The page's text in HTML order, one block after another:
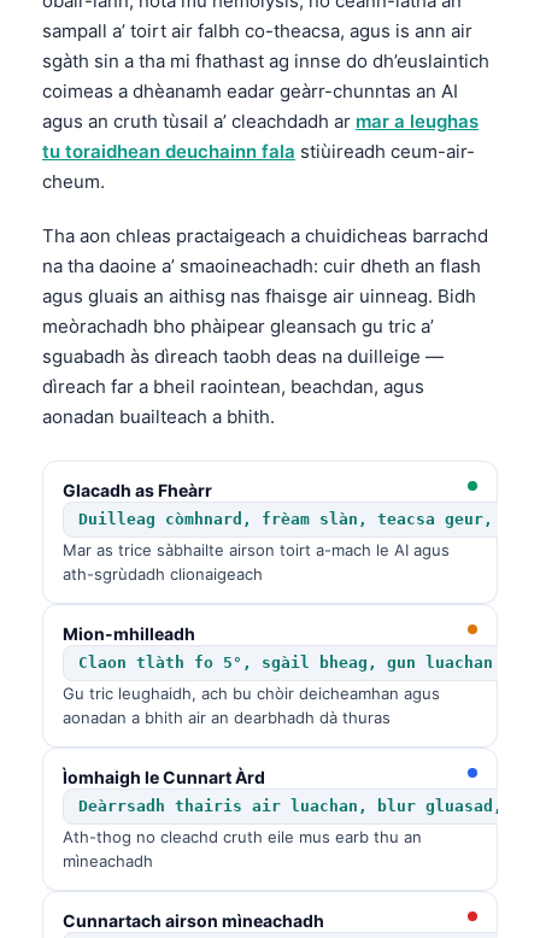
sampall a’ toirt air falbh co-theacsa, agus is ann air
sgàth sin a tha mi fhathast ag innse do dh’euslaintich
coimeas a dhèanamh eadar geàrr-chunntas an AI
agus an cruth tùsail a’ cleachdadh ar mar a leughas
tu toraidhean deuchainn fala stiùireadh ceum-air-
cheum.
Tha aon chleas practaigeach a chuidicheas barrachd
na tha daoine a’ smaoineachadh: cuir dheth an flash
agus gluais an aithisg nas fhaisge air uinneag. Bidh
meòrachadh bho phàipear gleansach gu tric a’
sguabadh às dìreach taobh deas na duilleige —
dìreach far a bheil raointean, beachdan, agus
aonadan buailteach a bhith.
Glacadh as Fheàrr
Duilleag còmhnard, frèam slàn, teacsa geur,
Mar as trice sàbhailte airson toirt a-mach le AI agus
ath-sgrùdadh clionaigeach
Mion-mhilleadh
Claon tlàth fo 5°, sgàil bheag, gun luachan
Gu tric leughaidh, ach bu chòir deicheamhan agus
aonadan a bhith air an dearbhadh dà thuras
Ìomhaigh le Cunnart Àrd
Deàrrsadh thairis air luachan, blur gluasad,
Ath-thog no cleachd cruth eile mus earb thu an
mìneachadh
Cunnartach airson mìneachadh